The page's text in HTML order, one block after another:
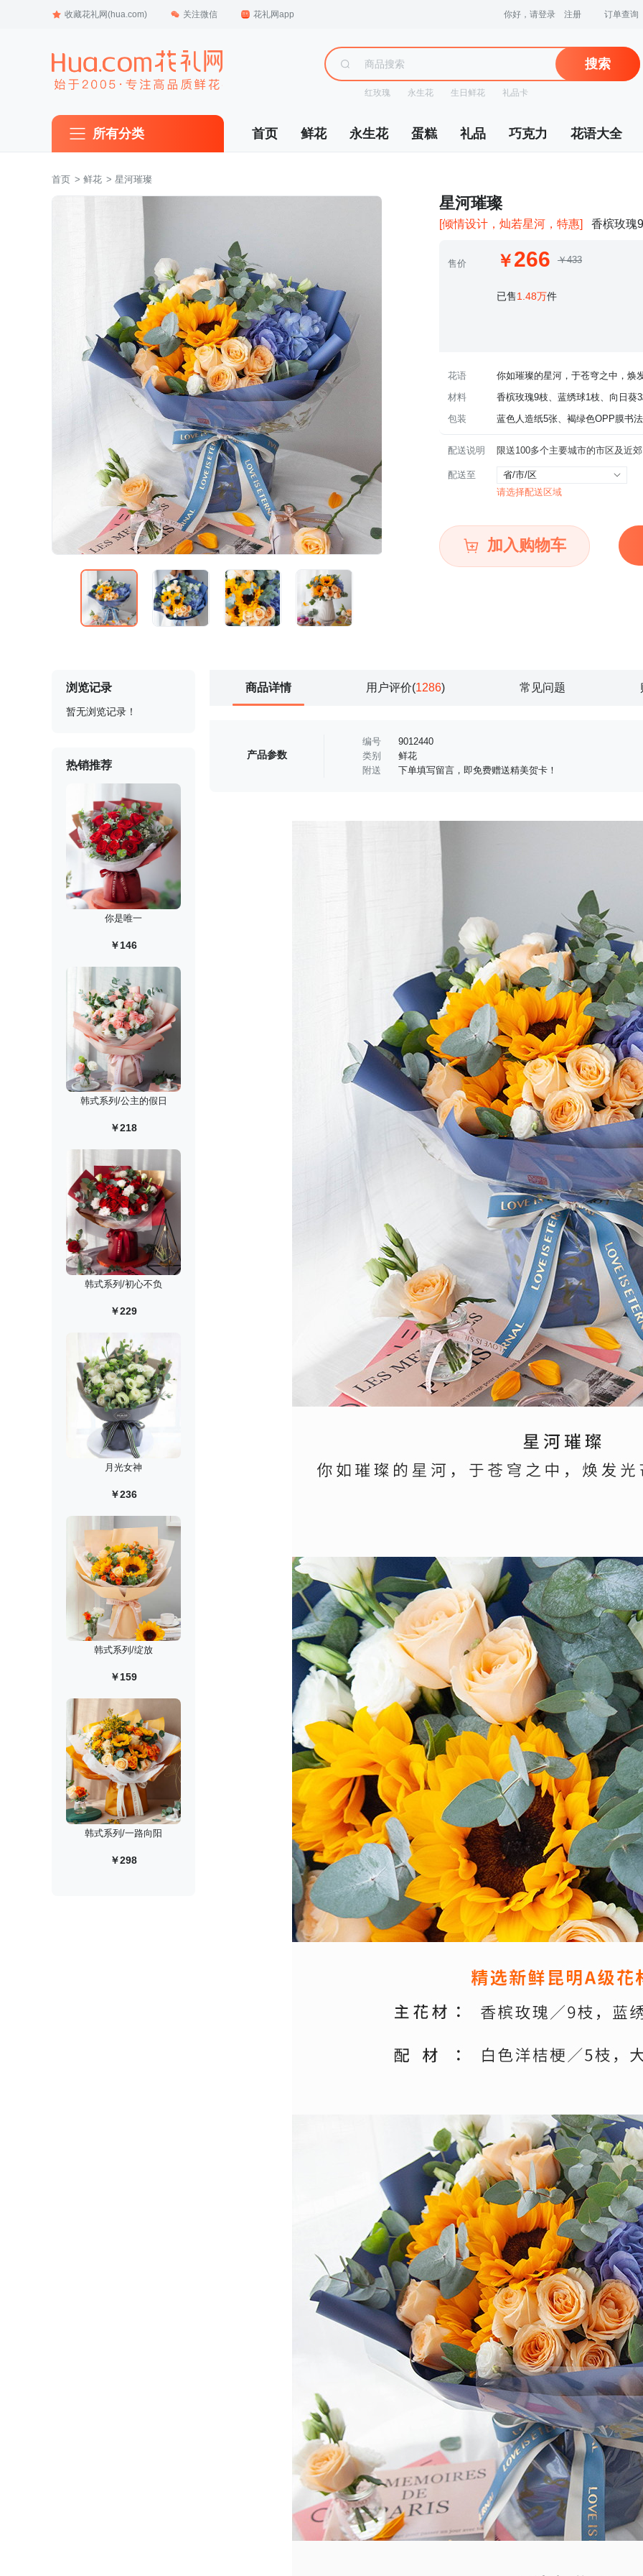
收藏花礼网(hua.com) 关注微信 花礼网app 你好，请登录 注册 订单查询
搜索
红玫瑰 永生花 生日鲜花 礼品卡
所有分类 首页 鲜花 永生花 蛋糕 礼品 巧克力 花语大全
首页 > 鲜花 > 星河璀璨
星河璀璨
[倾情设计，灿若星河，特惠] 香槟玫瑰
售价 266 ￥433
已售1.48万件
花语
你如璀璨的星河，于苍穹之中，焕
材料
香槟玫瑰9枝、蓝绣球1枝、向日葵
包装
蓝色人造纸5张、褐绿色OPP膜书
配送说明
配送至
省/市/区
请选择配送区域
加入购物车
浏览记录
暂无浏览记录！
热销推荐
你是唯一
￥146
韩式系列/公主的假日
￥218
韩式系列/初心不负
￥229
月光女神
￥236
韩式系列/绽放
￥159
韩式系列/一路向阳
￥298
商品详情 用户评价(1286) 常见问题
产品参数
编号
9012440
类别
鲜花
附送
下单填写留言，即免费赠送精美贺卡！